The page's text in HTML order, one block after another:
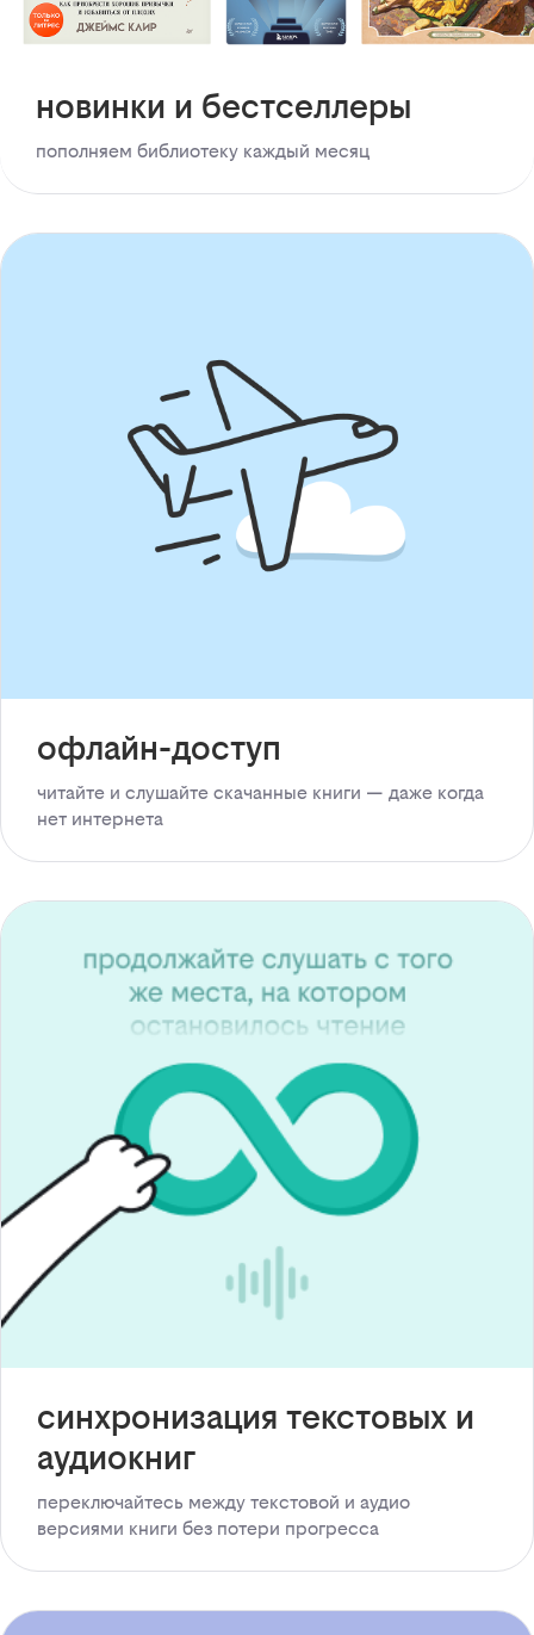
новинки и бестселлеры
пополняем библиотеку каждый месяц
офлайн-доступ
читайте и слушайте скачанные книги — даже когда
нет интернета
синхронизация текстовых и
аудиокниг
переключайтесь между текстовой и аудио
версиями книги без потери прогресса